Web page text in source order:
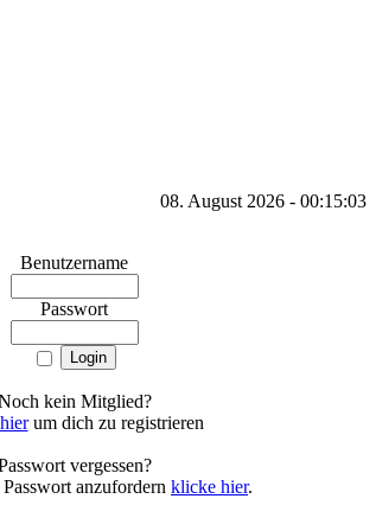
08. August 2026 - 00:15:03
Benutzername
Passwort
kein Mitglied?
um dich zu registrieren
vergessen?
anzufordern klicke hier.